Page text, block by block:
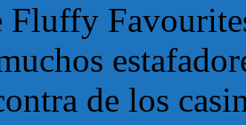
Fluffy
de los